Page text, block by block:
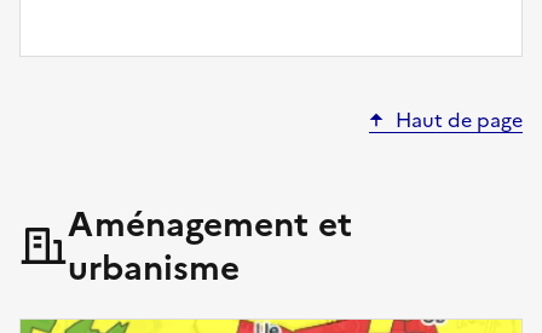
Haut de page
Aménagement et
urbanisme